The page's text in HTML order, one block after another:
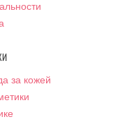
за кожей